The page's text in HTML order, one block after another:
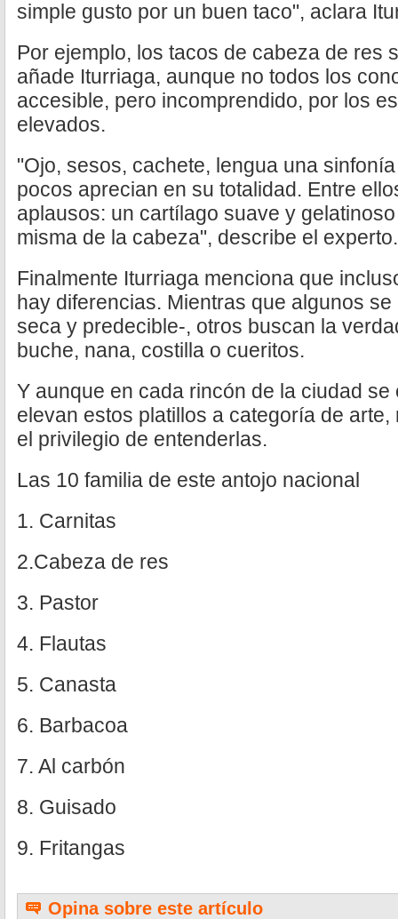
simple gusto por un buen taco", aclara
Por ejemplo, los tacos de cabeza de res
añade Iturriaga, aunque no todos los
accesible, pero incomprendido, por los
elevados.
"Ojo, sesos, cachete, lengua una
pocos aprecian en su totalidad. Entre
aplausos: un cartílago suave y
misma de la cabeza", describe el experto.
Finalmente Iturriaga menciona que
hay diferencias. Mientras que algunos
seca y predecible-, otros buscan la
buche, nana, costilla o cueritos.
Y aunque en cada rincón de la ciudad
elevan estos platillos a categoría de
el privilegio de entenderlas.
Las 10 familia de este antojo nacional
1. Carnitas
2.Cabeza de res
3. Pastor
4. Flautas
5. Canasta
6. Barbacoa
7. Al carbón
8. Guisado
9. Fritangas
Opina sobre este artículo